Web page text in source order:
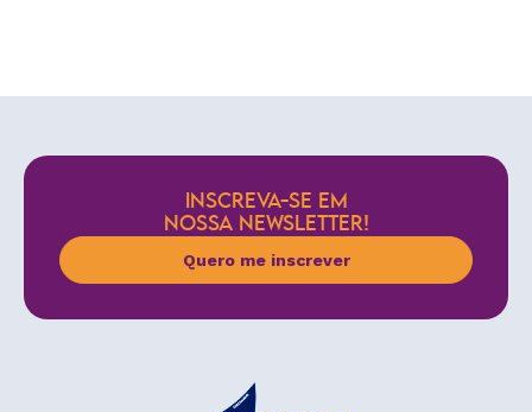
INSCREVA-SE EM
NOSSA NEWSLETTER!
Quero me inscrever